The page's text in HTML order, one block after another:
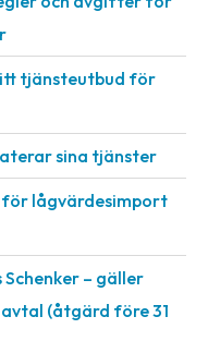
tjänsteutbud för
sina tjänster
för låg­värdesimport
– gäller
(åtgärd före 31